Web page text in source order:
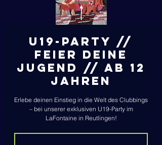
U19-Party //
Feier deine
Jugend // Ab 12
Jahren
Erlebe deinen Einstieg in die Welt des Clubbings
– bei unserer exklusiven U19-Party im
LaFontaine in Reutlingen!